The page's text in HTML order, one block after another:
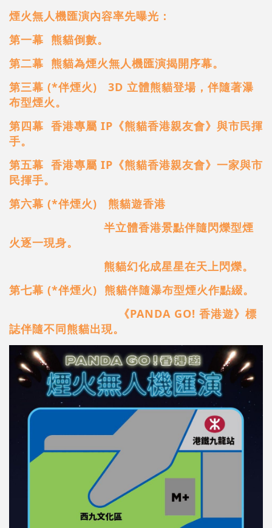
煙火無人機匯演內容率先曝光：
第一幕 熊貓倒數。
第二幕 熊貓為煙火無人機匯演揭開序幕。
第三幕 (*伴煙火) 3D 立體熊貓登場，伴隨著瀑
布型煙火。
第四幕 香港專屬 IP《熊貓香港親友會》與市民揮
手。
第五幕 香港專屬 IP《熊貓香港親友會》一家與市
民揮手。
第六幕 (*伴煙火) 熊貓遊香港
半立體香港景點伴隨閃爍型煙
火逐一現身。
熊貓幻化成星星在天上閃爍。
第七幕 (*伴煙火) 熊貓伴隨瀑布型煙火作點綴。
《PANDA GO! 香港遊》標
誌伴隨不同熊貓出現。